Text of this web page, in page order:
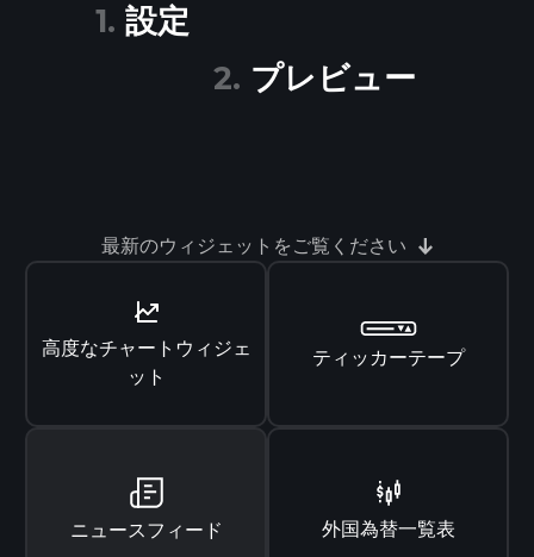
設定
プレビュー
最新のウィジェットをご覧ください
高度なチャートウィジェ
ット
ティッカーテープ
ニュースフィード 外国為替一覧表